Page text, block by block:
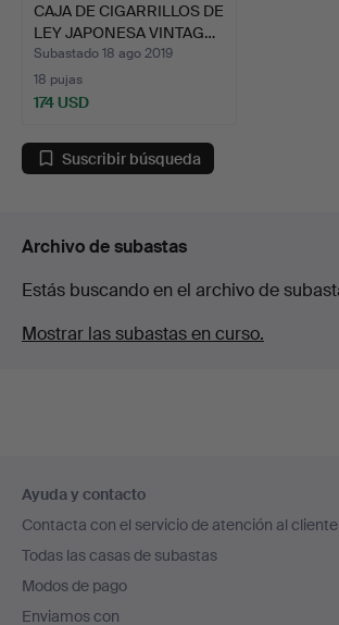
CAJA DE CIGARRILLOS DE
LEY JAPONESA VINTAG…
Subastado 18 ago 2019
18 pujas
174 USD
Suscribir búsqueda
Archivo de subastas
Estás buscando en el archivo de
Mostrar las subastas en curso.
en
el
pie
de
Ayuda y contacto
Contacta con el servicio de atención al cliente
Todas las casas de subastas
Modos de pago
Enviamos con